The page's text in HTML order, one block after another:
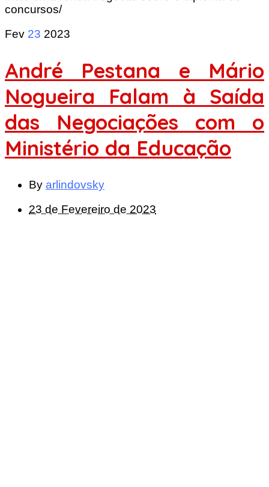
concursos/
Fev 23 2023
André Pestana e Mário
Nogueira Falam à Saída
das Negociações com o
Ministério da Educação
By arlindovsky
23 de Fevereiro de 2023